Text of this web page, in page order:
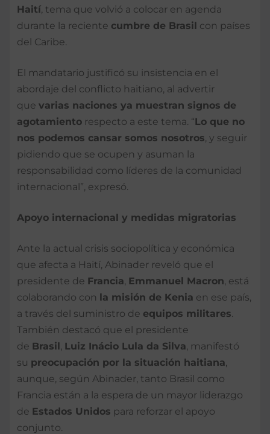
Haití , tema que volvió a colocar en agenda
durante la reciente cumbre de Brasil con países
del Caribe.
El mandatario justificó su insistencia en el
abordaje del conflicto haitiano, al advertir
que varias naciones ya muestran signos de
agotamiento respecto a este tema. “Lo que no
nos podemos cansar somos nosotros , y seguir
pidiendo que se ocupen y asuman la
responsabilidad como líderes de la comunidad
internacional”, expresó.
Apoyo internacional y medidas migratorias
Ante la actual crisis sociopolítica y económica
que afecta a Haití, Abinader reveló que el
presidente de Francia Emmanuel Macron , está
colaborando con la misión de Kenia en ese país,
a través del suministro de equipos militares
También destacó que el presidente
de Brasil Luiz Inácio Lula da Silva , manifestó
su preocupación por la situación haitiana
aunque, según Abinader, tanto Brasil como
Francia están a la espera de un mayor liderazgo
de Estados Unidos para reforzar el apoyo
conjunto.